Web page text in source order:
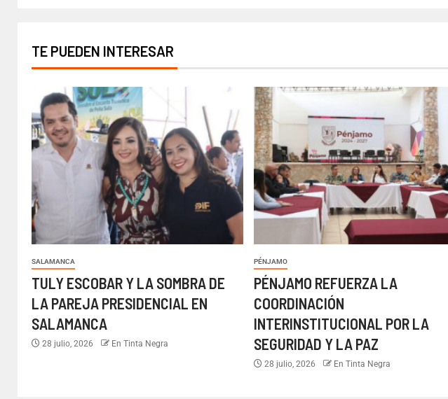
TE PUEDEN INTERESAR
SALAMANCA
TULY ESCOBAR Y LA SOMBRA DE
LA PAREJA PRESIDENCIAL EN
SALAMANCA
28 julio, 2026 En Tinta Negra
PÉNJAMO
PÉNJAMO REFUERZA LA
COORDINACIÓN
INTERINSTITUCIONAL POR LA
SEGURIDAD Y LA PAZ
28 julio, 2026 En Tinta Negra